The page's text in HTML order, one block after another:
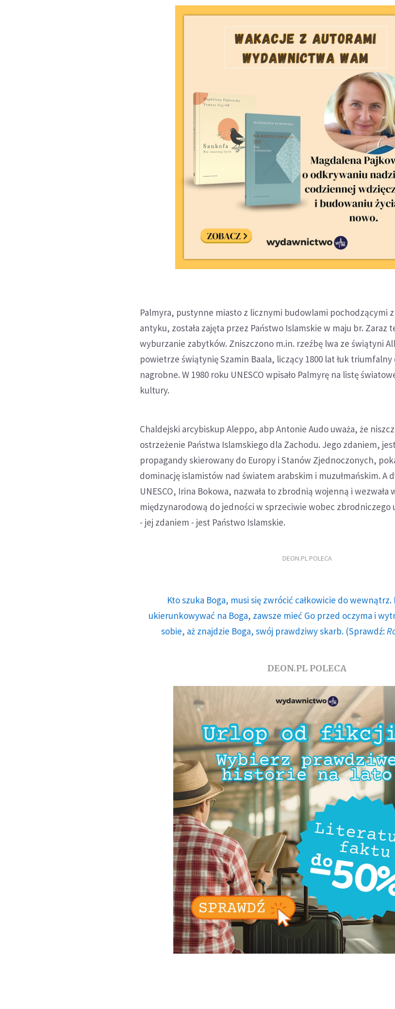
Palmyra, pustynne miasto z licznymi budowlami pochodzącymi
antyku, została zajęta przez Państwo Islamskie w maju br. Zaraz
wyburzanie zabytków. Zniszczono m.in. rzeźbę lwa ze świątyni
powietrze świątynię Szamin Baala, liczący 1800 lat łuk
nagrobne. W 1980 roku UNESCO wpisało Palmyrę na listę
kultury.
Chaldejski arcybiskup Aleppo, abp Antonie Audo uważa, że
ostrzeżenie Państwa Islamskiego dla Zachodu. Jego zdaniem,
propagandy skierowany do Europy i Stanów Zjednoczonych,
dominację islamistów nad światem arabskim i muzułmańskim. A
UNESCO, Irina Bokowa, nazwała to zbrodnią wojenną i wezwała
międzynarodową do jedności w sprzeciwie wobec zbrodniczego
- jej zdaniem - jest Państwo Islamskie.
DEON.PL POLECA
Kto szuka Boga, musi się zwrócić całkowicie do wewnątrz.
ukierunkowywać na Boga, zawsze mieć Go przed oczyma i
sobie, aż znajdzie Boga, swój prawdziwy skarb. (Sprawdź:
DEON.PL POLECA